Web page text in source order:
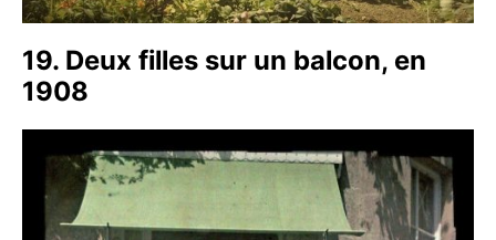
19. Deux filles sur un balcon, en
1908